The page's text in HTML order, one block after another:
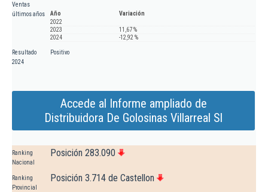
Ventas
últimos años
Año
Variación
2022
2023
11,67 %
2024
-12,92 %
Resultado
2024
Positivo
Accede al Informe ampliado de
Distribuidora De Golosinas Villarreal Sl
Ranking
Nacional
Posición 283.090
Ranking
Provincial
Posición 3.714 de Castellon